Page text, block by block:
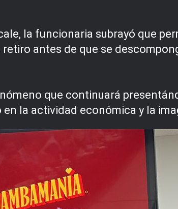
la funcionaria subrayó que
antes de que se
que continuará
la actividad económica y la